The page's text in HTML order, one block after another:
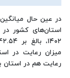
در عین حال
رعایت هم در استان یزد با ۱۷.۵۹ درصد